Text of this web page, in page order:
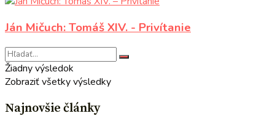
Ján Mičuch: Tomáš XIV. - Privítanie
Žiadny výsledok
Zobraziť všetky výsledky
Najnovšie články